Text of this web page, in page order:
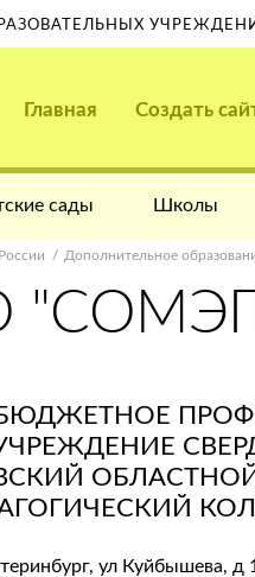
Главная Создать
сады Школы
Дополнительное
ул Куйбышева, д